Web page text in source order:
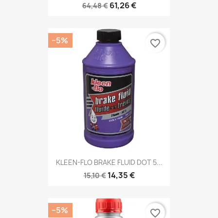
64,48 € 61,26 €
KLEEN-FLO BRAKE FLUID DOT 5...
15,10 € 14,35 €
−5% favorite_border
−5% favorite_border